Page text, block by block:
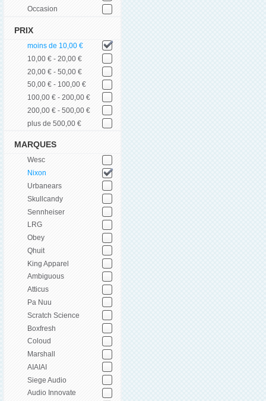
Occasion
PRIX
moins de 10,00 €
10,00 € - 20,00 €
20,00 € - 50,00 €
50,00 € - 100,00 €
100,00 € - 200,00 €
200,00 € - 500,00 €
plus de 500,00 €
MARQUES
Wesc
Nixon
Urbanears
Skullcandy
Sennheiser
LRG
Obey
Qhuit
King Apparel
Ambiguous
Atticus
Pa Nuu
Scratch Science
Boxfresh
Coloud
Marshall
AIAIAI
Siege Audio
Audio Innovate